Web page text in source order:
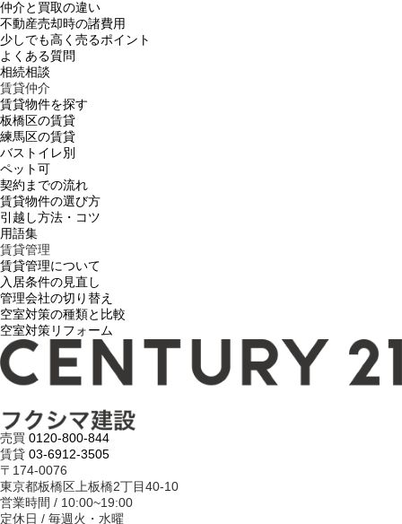
仲介と買取の違い
不動産売却時の諸費用
少しでも高く売るポイント
よくある質問
相続相談
賃貸仲介
賃貸物件を探す
板橋区の賃貸
練馬区の賃貸
バストイレ別
ペット可
契約までの流れ
賃貸物件の選び方
引越し方法・コツ
用語集
賃貸管理
賃貸管理について
入居条件の見直し
管理会社の切り替え
空室対策の種類と比較
空室対策リフォーム
売買 0120-800-844
賃貸 03-6912-3505
〒174-0076
東京都板橋区上板橋2丁目40-10
営業時間 / 10:00~19:00
定休日 / 毎週火・水曜